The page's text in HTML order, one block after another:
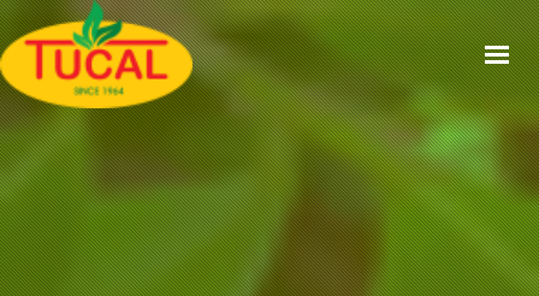
ACCUEIL
À PROPOS
GAMMES
CERTIFICATIONS
RECETTES
ACTUALITÉS
CONTACT